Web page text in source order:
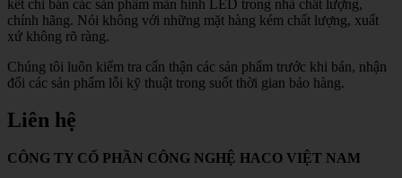
kết chỉ bán các sản phẩm màn hình LED trong nhà chất lượng,
chính hãng. Nói không với những mặt hàng kém chất lượng, xuất
xứ không rõ ràng.
Chúng tôi luôn kiểm tra cẩn thận các sản phẩm trước khi bán, nhận
đổi các sản phẩm lỗi kỹ thuật trong suốt thời gian bảo hàng.
Liên hệ
CÔNG TY CỔ PHẦN CÔNG NGHỆ HACO VIỆT NAM